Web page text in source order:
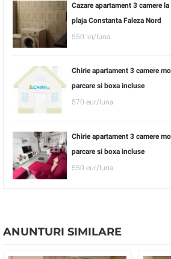
Cazare apartament 3 camere
plaja Constanta Faleza Nord
550 lei/luna
Chirie apartament 3 camere
parcare si boxa incluse
570 eur/luna
Chirie apartament 3 camere
parcare si boxa incluse
550 eur/luna
ANUNTURI SIMILARE